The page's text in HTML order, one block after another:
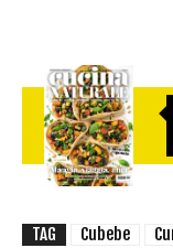
TAG Cubebe